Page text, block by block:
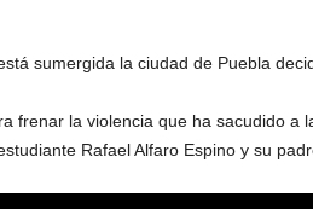
sumergida la ciudad de Puebla
frenar la violencia que ha sacudido a
Rafael Alfaro Espino y su